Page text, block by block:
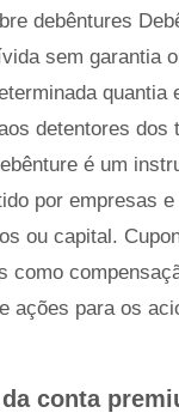
debêntures
sem garantia
quantia
detentores dos
é um
por empresas
ou capital.
como
ações para os
conta